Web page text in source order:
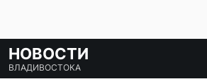
НОВОСТИ
ВЛАДИВОСТОКА